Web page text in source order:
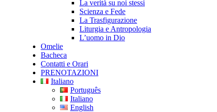
La verità su noi stessi
Scienza e Fede
La Trasfigurazione
Liturgia e Antropologia
L’uomo in Dio
Omelie
Bacheca
Contatti e Orari
PRENOTAZIONI
Italiano
Português
Italiano
English